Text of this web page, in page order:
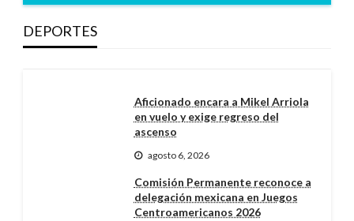
DEPORTES
Aficionado encara a Mikel Arriola
en vuelo y exige regreso del
ascenso
agosto 6, 2026
Comisión Permanente reconoce a
delegación mexicana en Juegos
Centroamericanos 2026